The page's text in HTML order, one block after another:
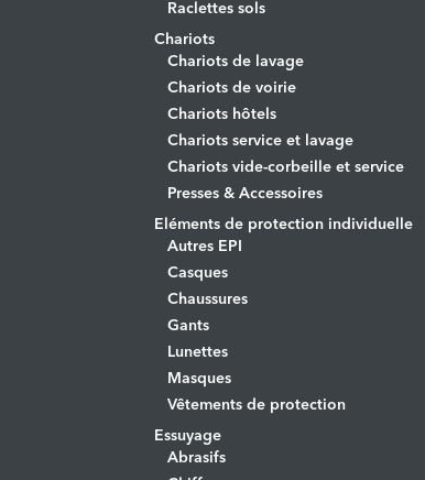
Raclettes sols
Chariots
Chariots de lavage
Chariots de voirie
Chariots hôtels
Chariots service et lavage
Chariots vide-corbeille et service
Presses & Accessoires
Eléments de protection individuelle
Autres EPI
Casques
Chaussures
Gants
Lunettes
Masques
Vêtements de protection
Essuyage
Abrasifs